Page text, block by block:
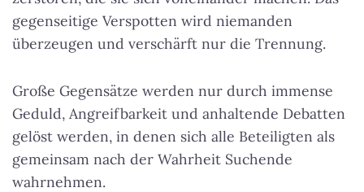
gegenseitige Verspotten wird niemanden
überzeugen und verschärft nur die Trennung.
Große Gegensätze werden nur durch immense
Geduld, Angreifbarkeit und anhaltende Debatten
gelöst werden, in denen sich alle Beteiligten als
gemeinsam nach der Wahrheit Suchende
wahrnehmen.